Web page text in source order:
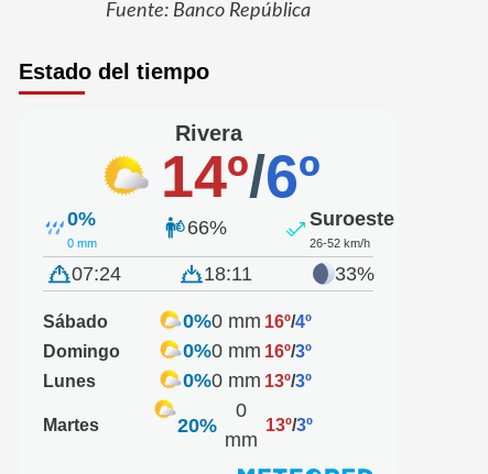
Fuente: Banco República
Estado del tiempo
Rivera
14º/6º
0%
0 mm
66% Suroeste
26-52 km/h
07:24 18:11 33%
Sábado 0%0 mm 16º/4º
Domingo
0%0 mm 16º/3º
Lunes
0%0 mm 13º/3º
Martes 20%
0
mm
13º/3º